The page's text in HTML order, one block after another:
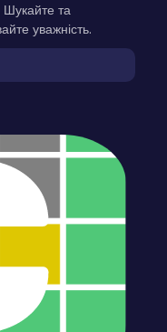
Шукайте та
уважність.